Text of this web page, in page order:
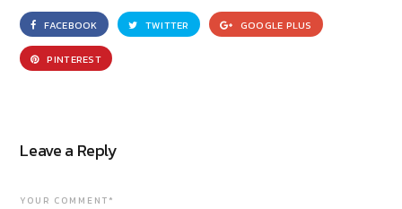
FACEBOOK TWITTER GOOGLE PLUS
PINTEREST
Leave a Reply
YOUR COMMENT*